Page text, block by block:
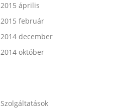
2015 április
2015 február
2014 december
2014 október
Szolgáltatások